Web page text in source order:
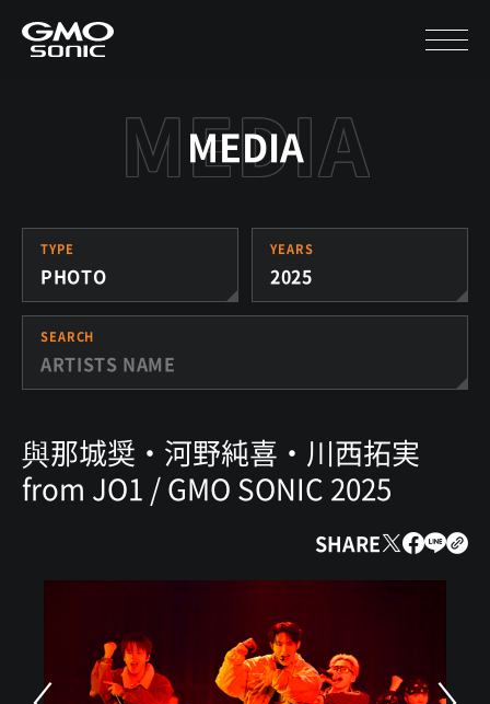
MEDIA
TYPE
PHOTO
YEARS
2025
SEARCH
與那城奨・河野純喜・川西拓実
from JO1 / GMO SONIC 2025
SHARE